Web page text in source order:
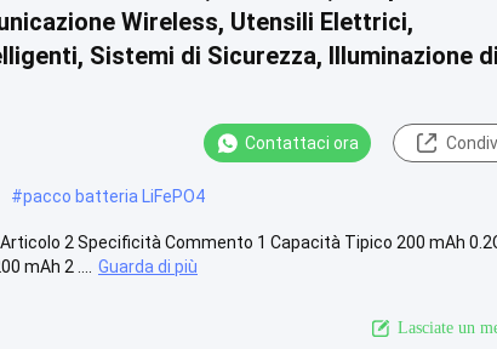
Wireless, Utensili Elettrici,
Sistemi di Sicurezza, Illuminazione di
Contattaci ora
#pacco batteria LiFePO4
2 Specificità Commento 1 Capacità Tipico 200 mAh
mAh 2 ....
Guarda di più
Lasciate un